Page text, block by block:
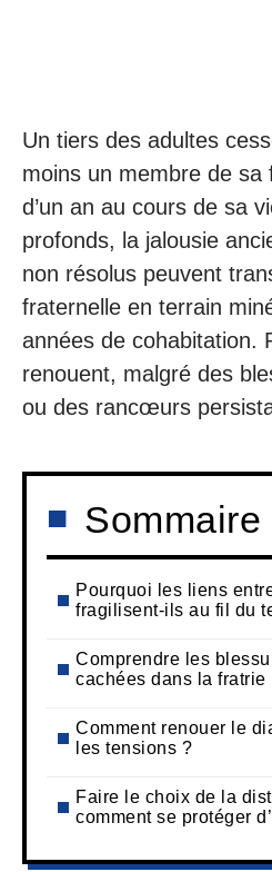
Un tiers des adultes
moins un membre de sa
d’un an au cours de sa
profonds, la jalousie
non résolus peuvent
fraternelle en terrain
années de cohabitation.
renouent, malgré des
ou des rancœurs
Sommaire
Pourquoi les liens
fragilisent-ils au fil du
Comprendre les
cachées dans la fratrie
Comment renouer le
les tensions ?
Faire le choix de la
comment se protéger